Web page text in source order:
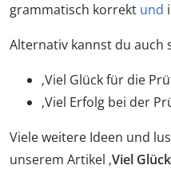
grammatisch korrekt und
Alternativ kannst du auch
‚Viel Glück für die
‚Viel Erfolg bei der
Viele weitere Ideen und
unserem Artikel ‚Viel